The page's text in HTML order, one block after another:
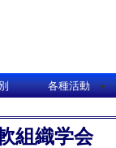
各種活動
組織学会